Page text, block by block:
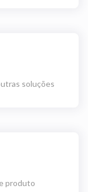
soluções
produto